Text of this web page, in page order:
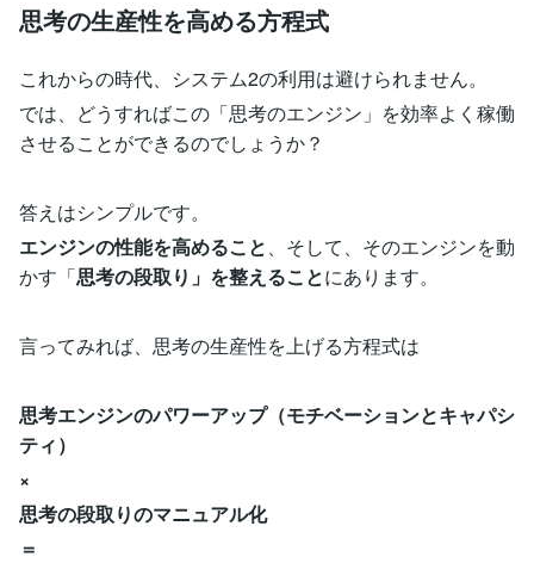
思考の生産性を高める方程式
これからの時代、システム2の利用は避けられません。
では、どうすればこの「思考のエンジン」を効率よく稼働
させることができるのでしょうか？
答えはシンプルです。
エンジンの性能を高めること、そして、そのエンジンを動
かす「思考の段取り」を整えることにあります。
言ってみれば、思考の生産性を上げる方程式は
思考エンジンのパワーアップ（モチベーションとキャパシ
ティ）
×
思考の段取りのマニュアル化
＝